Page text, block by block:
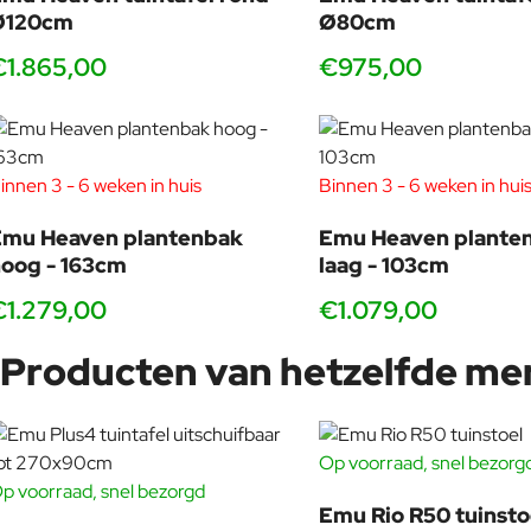
De Heaven tuinstoel komt pas echt volledig tot zijn recht in
licht, verfijnd en perfect in balans. Denk aan een ronde
Bekijk ook de bijpassende tafel en maak er een complete
Tip: zoek je een luchtige eethoek met een echte
Heaven in meerdere varianten: mixen
in voor extra diepte. Zo ontstaat er een terras dat niet
Ontdek de andere Heaven zitvarianten:Heaven tuinstoel
Door dezelfde lijnvoering matchen deze modellen
Ø80cm
€975,00
3 - 6 weken in huis
Heaven plantenbak
- 163cm
Binnen 3 - 6 weken in huis
Emu Heaven
laag - 103cm
€1.079,00
Producten van hetzelfde
voorraad, snel bezorgd
Op voorraad, snel
Emu Rio R50